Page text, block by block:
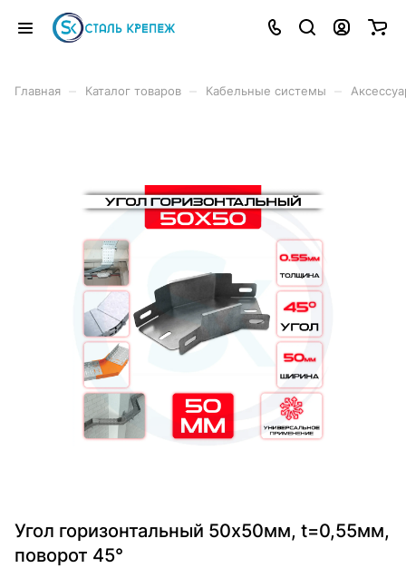
Главная Каталог товаров Кабельные системы
Угол горизонтальный 50x50мм, t=0,55мм,
поворот 45°